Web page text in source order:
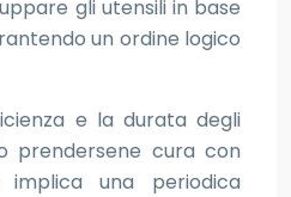
gli utensili in base
un ordine logico
e la durata degli
prendersene cura con
implica una periodica